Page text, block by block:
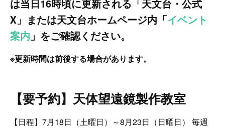
は当日16時頃に更新される「天文台・公式
Ⅹ」または天文台ホームページ内「イベント
案内 」をご確認ください。
※更新時間は前後する場合があります。
【要予約】天体望遠鏡製作教室
【日程】7月18日（土曜日）～8月23日（日曜日） 毎週